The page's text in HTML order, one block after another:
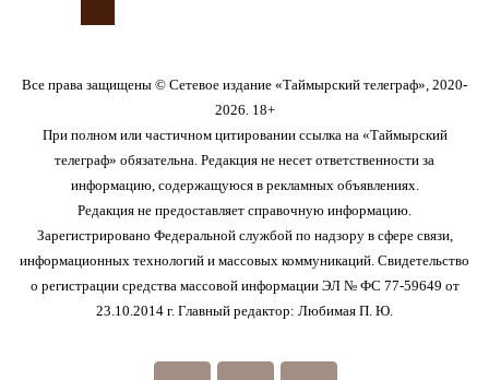
Все права защищены © Сетевое издание «Таймырский телеграф», 2020-
2026. 18+
При полном или частичном цитировании ссылка на «Таймырский
телеграф» обязательна. Редакция не несет ответственности за
информацию, содержащуюся в рекламных объявлениях.
Редакция не предоставляет справочную информацию.
Зарегистрировано Федеральной службой по надзору в сфере связи,
информационных технологий и массовых коммуникаций. Свидетельство
о регистрации средства массовой информации ЭЛ № ФС 77-59649 от
23.10.2014 г. Главный редактор: Любимая П. Ю.